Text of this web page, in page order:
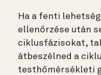
Ha a fenti
ellenőrzése után
ciklusfázisokat,
átbeszélned a
testhőmérsékleti